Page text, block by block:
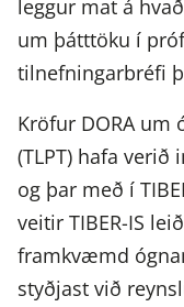
leggur mat á
um þátttöku í
tilnefningarbréfi
Kröfur DORA
(TLPT) hafa verið
og þar með í
veitir TIBER-IS
framkvæmd
styðjast við